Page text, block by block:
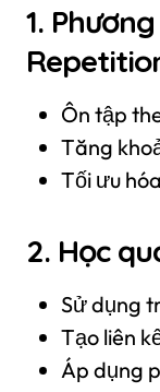
1.
Ôn tập
Tăng
Tối ưu
2. Học
Sử dụng
Tạo liên
Áp dụng